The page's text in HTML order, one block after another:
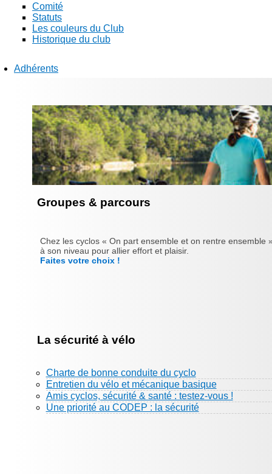
Comité
Statuts
Les couleurs du Club
Historique du club
Adhérents
Groupes & parcours
Chez les cyclos « On part ensemble et on rentre
à son niveau pour allier effort et plaisir.
Faites votre choix !
La sécurité à vélo
Charte de bonne conduite du cyclo
Entretien du vélo et mécanique basique
Amis cyclos, sécurité & santé : testez-vous !
Une priorité au CODEP : la sécurité